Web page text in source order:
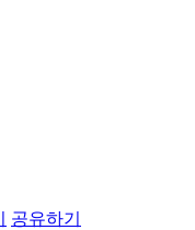
공유하기